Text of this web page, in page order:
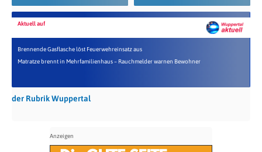
Aktuell auf
Brennende Gasflasche löst Feuerwehreinsatz aus
Matratze brennt in Mehrfamilienhaus – Rauchmelder warnen Bewohner
der Rubrik Wuppertal